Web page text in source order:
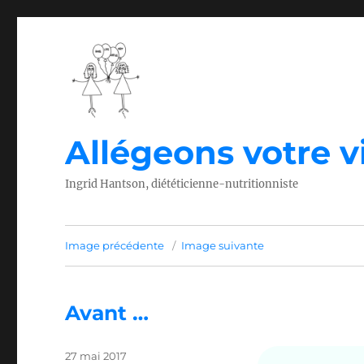
Allégeons votre
Ingrid Hantson, diététicienne-nutritionniste
Image précédente Image suivante
Avant …
Publié
27 mai 2017